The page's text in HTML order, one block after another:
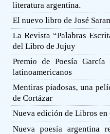
literatura argentina.
El nuevo libro de José
La Revista “Palabras
del Libro de Jujuy
Premio de Poesía
latinoamericanos
Mentiras piadosas, una
de Cortázar
Nueva edición de Libros
Nueva poesía argentina